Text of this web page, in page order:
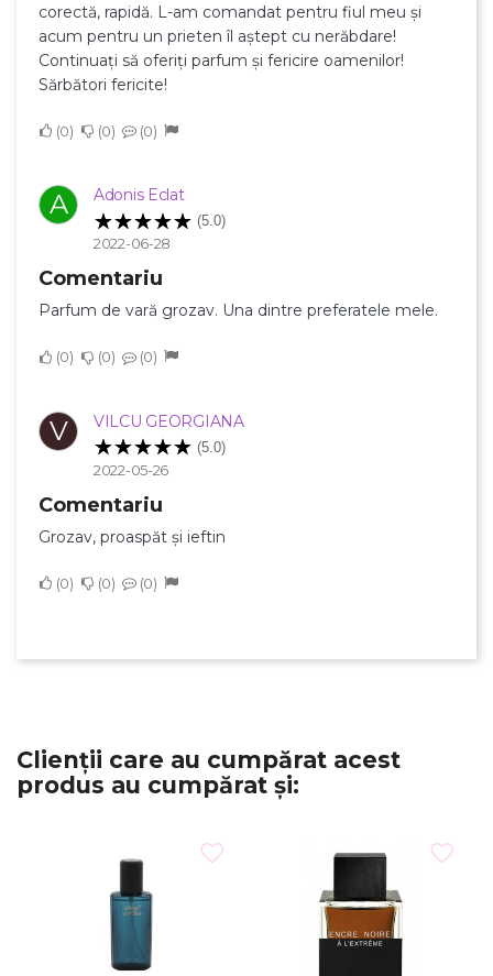
corectă, rapidă. L-am comandat pentru fiul meu și
acum pentru un prieten îl aștept cu nerăbdare!
Continuați să oferiți parfum și fericire oamenilor!
Sărbători fericite!
0 0 0
A Adonis Eclat
(5.0)
2022-06-28
Comentariu
Parfum de vară grozav. Una dintre preferatele mele.
0 0 0
V VILCU GEORGIANA
(5.0)
2022-05-26
Comentariu
Grozav, proaspăt și ieftin
0 0 0
Clienții care au cumpărat acest
produs au cumpărat și:
Creeaza o lista de dorinte